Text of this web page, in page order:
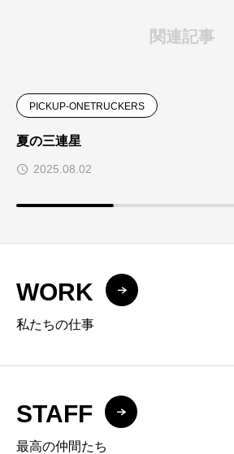
関連記事
PICKUP-ONETRUCKERS
夏の三連星
2025.08.02
WORK
私たちの仕事
STAFF
最高の仲間たち